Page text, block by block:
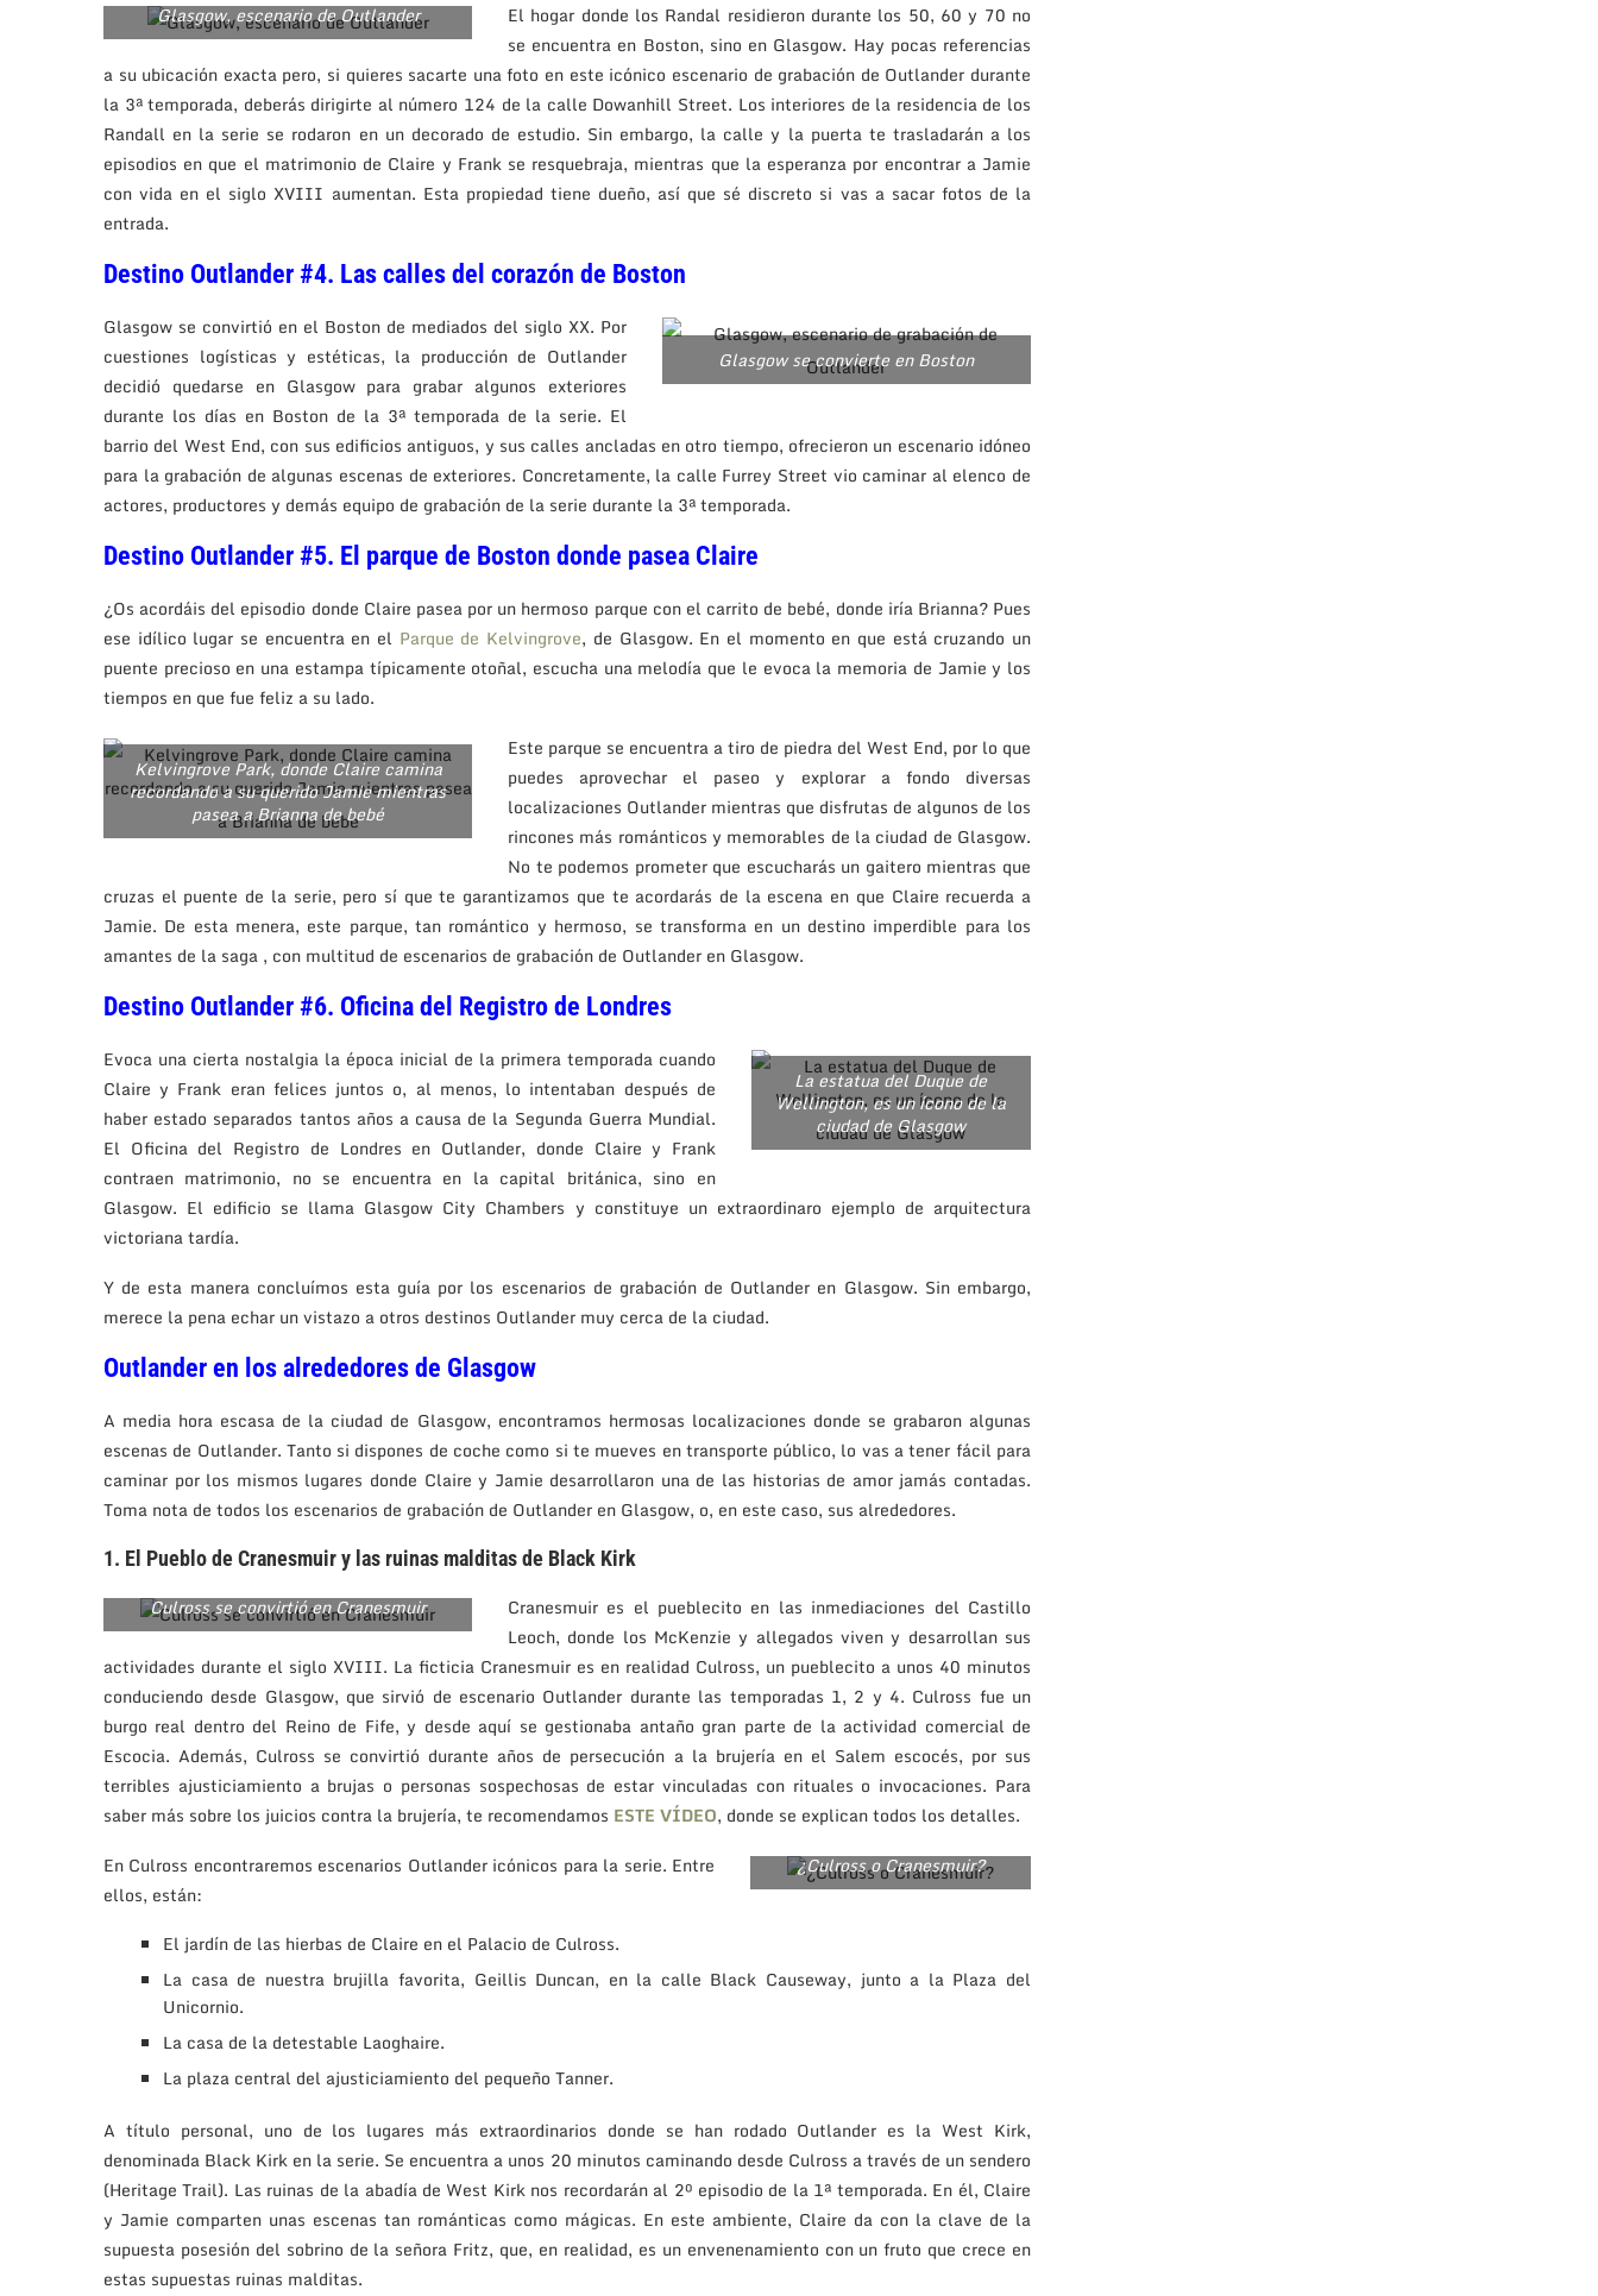
Glasgow, escenario de Outlander
El hogar donde los Randal residieron durante los 50, 60 y 70 no
se encuentra en Boston, sino en Glasgow. Hay pocas referencias
a su ubicación exacta pero, si quieres sacarte una foto en este icónico escenario de grabación de Outlander durante
la 3ª temporada, deberás dirigirte al número 124 de la calle Dowanhill Street. Los interiores de la residencia de los
Randall en la serie se rodaron en un decorado de estudio. Sin embargo, la calle y la puerta te trasladarán a los
episodios en que el matrimonio de Claire y Frank se resquebraja, mientras que la esperanza por encontrar a Jamie
con vida en el siglo XVIII aumentan. Esta propiedad tiene dueño, así que sé discreto si vas a sacar fotos de la
entrada.
Destino Outlander #4. Las calles del corazón de Boston
Glasgow se convierte en Boston
Glasgow se convirtió en el Boston de mediados del siglo XX. Por
cuestiones logísticas y estéticas, la producción de Outlander
decidió quedarse en Glasgow para grabar algunos exteriores
durante los días en Boston de la 3ª temporada de la serie. El
barrio del West End, con sus edificios antiguos, y sus calles ancladas en otro tiempo, ofrecieron un escenario idóneo
para la grabación de algunas escenas de exteriores. Concretamente, la calle Furrey Street vio caminar al elenco de
actores, productores y demás equipo de grabación de la serie durante la 3ª temporada.
Destino Outlander #5. El parque de Boston donde pasea Claire
¿Os acordáis del episodio donde Claire pasea por un hermoso parque con el carrito de bebé, donde iría Brianna? Pues
ese idílico lugar se encuentra en el Parque de Kelvingrove, de Glasgow. En el momento en que está cruzando un
puente precioso en una estampa típicamente otoñal, escucha una melodía que le evoca la memoria de Jamie y los
tiempos en que fue feliz a su lado.
Kelvingrove Park, donde Claire camina
recordando a su querido Jamie mientras
pasea a Brianna de bebé
Este parque se encuentra a tiro de piedra del West End, por lo que
puedes aprovechar el paseo y explorar a fondo diversas
localizaciones Outlander mientras que disfrutas de algunos de los
rincones más románticos y memorables de la ciudad de Glasgow.
No te podemos prometer que escucharás un gaitero mientras que
cruzas el puente de la serie, pero sí que te garantizamos que te acordarás de la escena en que Claire recuerda a
Jamie. De esta menera, este parque, tan romántico y hermoso, se transforma en un destino imperdible para los
amantes de la saga , con multitud de escenarios de grabación de Outlander en Glasgow.
Destino Outlander #6. Oficina del Registro de Londres
La estatua del Duque de
Wellington, es un ícono de la
ciudad de Glasgow
Evoca una cierta nostalgia la época inicial de la primera temporada cuando
Claire y Frank eran felices juntos o, al menos, lo intentaban después de
haber estado separados tantos años a causa de la Segunda Guerra Mundial.
El Oficina del Registro de Londres en Outlander, donde Claire y Frank
contraen matrimonio, no se encuentra en la capital británica, sino en
Glasgow. El edificio se llama Glasgow City Chambers y constituye un extraordinaro ejemplo de arquitectura
victoriana tardía.
Y de esta manera concluímos esta guía por los escenarios de grabación de Outlander en Glasgow. Sin embargo,
merece la pena echar un vistazo a otros destinos Outlander muy cerca de la ciudad.
Outlander en los alrededores de Glasgow
A media hora escasa de la ciudad de Glasgow, encontramos hermosas localizaciones donde se grabaron algunas
escenas de Outlander. Tanto si dispones de coche como si te mueves en transporte público, lo vas a tener fácil para
caminar por los mismos lugares donde Claire y Jamie desarrollaron una de las historias de amor jamás contadas.
Toma nota de todos los escenarios de grabación de Outlander en Glasgow, o, en este caso, sus alrededores.
1. El Pueblo de Cranesmuir y las ruinas malditas de Black Kirk
Culross se convirtió en Cranesmuir
Cranesmuir es el pueblecito en las inmediaciones del Castillo
Leoch, donde los McKenzie y allegados viven y desarrollan sus
actividades durante el siglo XVIII. La ficticia Cranesmuir es en realidad Culross, un pueblecito a unos 40 minutos
conduciendo desde Glasgow, que sirvió de escenario Outlander durante las temporadas 1, 2 y 4. Culross fue un
burgo real dentro del Reino de Fife, y desde aquí se gestionaba antaño gran parte de la actividad comercial de
Escocia. Además, Culross se convirtió durante años de persecución a la brujería en el Salem escocés, por sus
terribles ajusticiamiento a brujas o personas sospechosas de estar vinculadas con rituales o invocaciones. Para
saber más sobre los juicios contra la brujería, te recomendamos ESTE VÍDEO, donde se explican todos los detalles.
¿Culross o Cranesmuir?
En Culross encontraremos escenarios Outlander icónicos para la serie. Entre
ellos, están:
El jardín de las hierbas de Claire en el Palacio de Culross.
La casa de nuestra brujilla favorita, Geillis Duncan, en la calle Black Causeway, junto a la Plaza del
Unicornio.
La casa de la detestable Laoghaire.
La plaza central del ajusticiamiento del pequeño Tanner.
A título personal, uno de los lugares más extraordinarios donde se han rodado Outlander es la West Kirk,
denominada Black Kirk en la serie. Se encuentra a unos 20 minutos caminando desde Culross a través de un sendero
(Heritage Trail). Las ruinas de la abadía de West Kirk nos recordarán al 2º episodio de la 1ª temporada. En él, Claire
y Jamie comparten unas escenas tan románticas como mágicas. En este ambiente, Claire da con la clave de la
supuesta posesión del sobrino de la señora Fritz, que, en realidad, es un envenenamiento con un fruto que crece en
estas supuestas ruinas malditas.